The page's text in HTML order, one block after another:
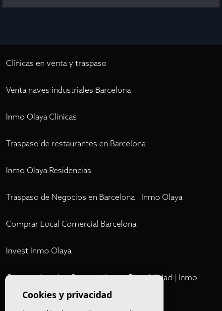
Clínicas en venta y traspaso
Venta naves industriales Barcelona
Inmo Olaya Clínicas
Traspaso de restaurantes en Barcelona
Inmo Olaya Residencias
Traspaso de Negocios en Barcelona | Inmo Olaya
Comprar Local Comercial Barcelona
Invest Inmo Olaya
Comprar Locales Comerciales en Rentabilidad | Inmo
OlayaCookies y privacidad